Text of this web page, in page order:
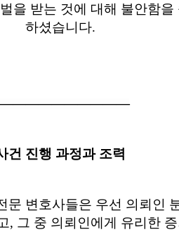
을 받는 것에 대해 불안함을
하셨습니다.
――――――――――
건 진행 과정과 조력
문 변호사들은 우선 의뢰인
, 그 중 의뢰인에게 유리한